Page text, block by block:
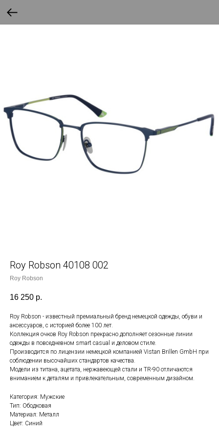
Roy Robson 40108 002
Roy Robson
16 250 р.
Roy Robson - известный премиальный бренд немецкой одежды, обуви и
аксессуаров, с историей более 100 лет.
Коллекция очков Roy Robson прекрасно дополняет сезонные линии
одежды в повседневном smart casual и деловом стиле.
Производится по лицензии немецкой компанией Vistan Brillen GmbH при
соблюдении высочайших стандартов качества.
Модели из титана, ацетата, нержавеющей стали и TR-90 отличаются
вниманием к деталям и привлекательным, современным дизайном.
Категория: Мужские
Тип: Ободковая
Материал: Металл
Цвет: Синий